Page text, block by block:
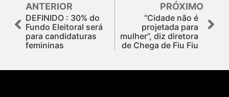
ANTERIOR
DEFINIDO : 30% do
Fundo Eleitoral será
para candidaturas
femininas
PRÓXIMO
“Cidade não é
projetada para
mulher”, diz diretora
de Chega de Fiu Fiu